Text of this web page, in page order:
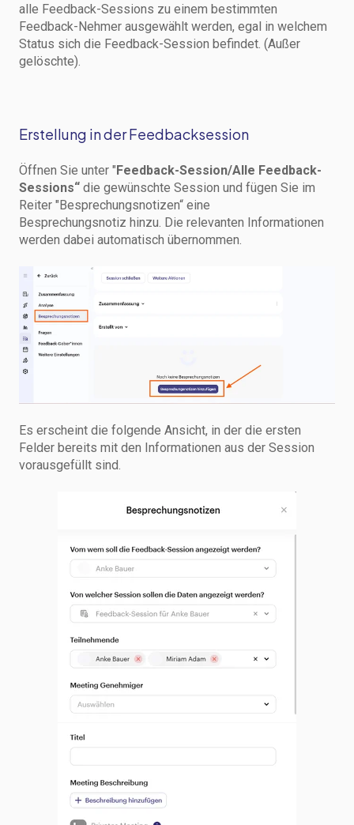
alle Feedback-Sessions zu einem bestimmten
Feedback-Nehmer ausgewählt werden, egal in welchem
Status sich die Feedback-Session befindet. (Außer
gelöschte).
Erstellung in der Feedbacksession
Öffnen Sie unter "Feedback-Session/Alle Feedback-
Sessions“ die gewünschte Session und fügen Sie im
Reiter "Besprechungsnotizen“ eine
Besprechungsnotiz hinzu. Die relevanten Informationen
werden dabei automatisch übernommen.
Es erscheint die folgende Ansicht, in der die ersten
Felder bereits mit den Informationen aus der Session
vorausgefüllt sind.